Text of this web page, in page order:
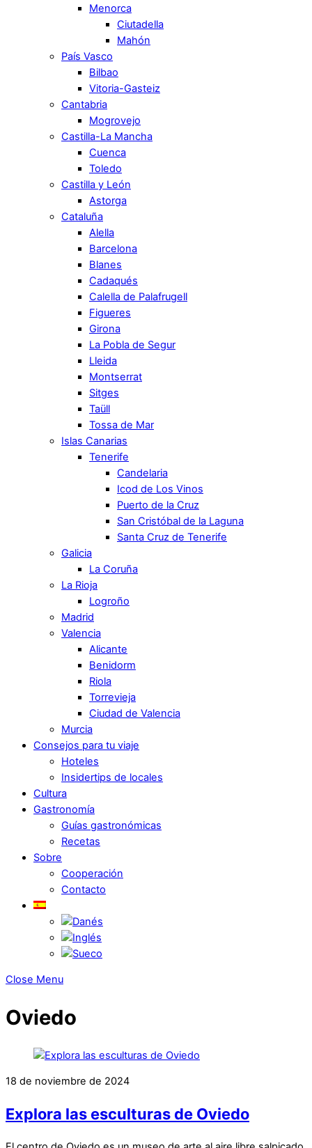
Menorca
Ciutadella
Mahón
País Vasco
Bilbao
Vitoria-Gasteiz
Cantabria
Mogrovejo
Castilla-La Mancha
Cuenca
Toledo
Castilla y León
Astorga
Cataluña
Alella
Barcelona
Blanes
Cadaqués
Calella de Palafrugell
Figueres
Girona
La Pobla de Segur
Lleida
Montserrat
Sitges
Taüll
Tossa de Mar
Islas Canarias
Tenerife
Candelaria
Icod de Los Vinos
Puerto de la Cruz
San Cristóbal de la Laguna
Santa Cruz de Tenerife
Galicia
La Coruña
La Rioja
Logroño
Madrid
Valencia
Alicante
Benidorm
Riola
Torrevieja
Ciudad de Valencia
Murcia
Consejos para tu viaje
Hoteles
Insidertips de locales
Cultura
Gastronomía
Guías gastronómicas
Recetas
Sobre
Cooperación
Contacto
Close Menu
Oviedo
18 de noviembre de 2024
Explora las esculturas de Oviedo